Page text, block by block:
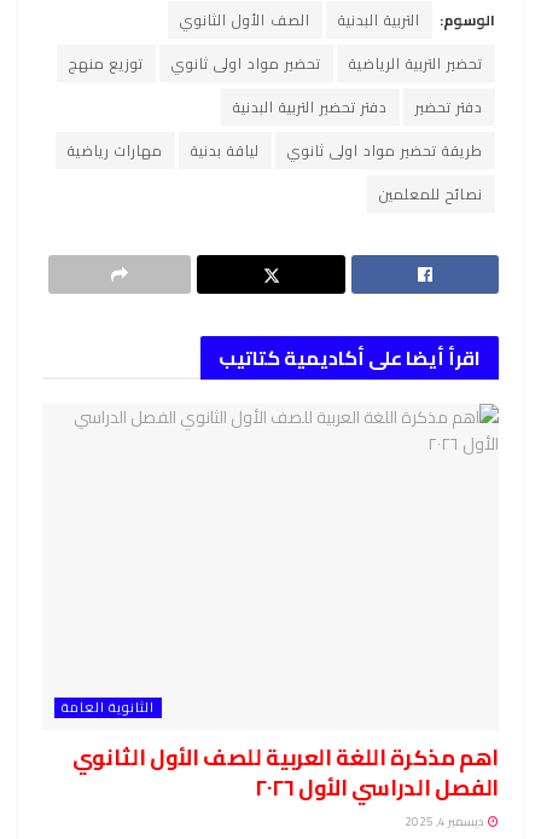
الوسوم: التربية البدنية
الصف الأول الثانوي
تحضير التربية الرياضية
تحضير مواد اولى ثانوي
توزيع منهج
دفتر تحضير
دفتر تحضير التربية البدنية
طريقة تحضير مواد اولى ثانوي
لياقة بدنية
مهارات رياضية
نصائح للمعلمين
اقرأ أيضا على أكاديمية كتاتيب
الثانوية العامة
اهم مذكرة اللغة العربية للصف الأول الثانوي
الفصل الدراسي الأول ٢٠٢٦
ديسمبر 4, 2025